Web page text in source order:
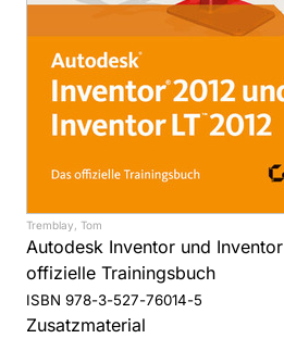
Tremblay, Tom
Autodesk Inventor und
offizielle Trainingsbuch
ISBN 978-3-527-76014-5
Zusatzmaterial